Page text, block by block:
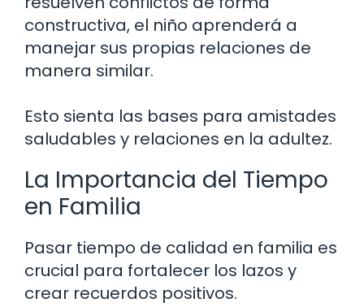
constructiva, el niño aprenderá a
manejar sus propias relaciones de
manera similar.
Esto sienta las bases para amistades
saludables y relaciones en la adultez.
La Importancia del Tiempo
en Familia
Pasar tiempo de calidad en familia es
crucial para fortalecer los lazos y
crear recuerdos positivos.